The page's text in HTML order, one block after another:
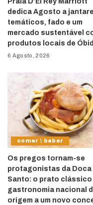
dedica Agosto a
temáticos, fado e um
mercado sustentável
produtos locais de
6 Agosto, 2026
comer \ beber
Os pregos tornam-se
protagonistas da Doca
Santo: o prato clássico
gastronomia nacional
origem a um novo